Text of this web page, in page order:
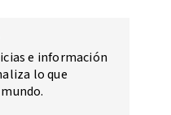
e información
lo que